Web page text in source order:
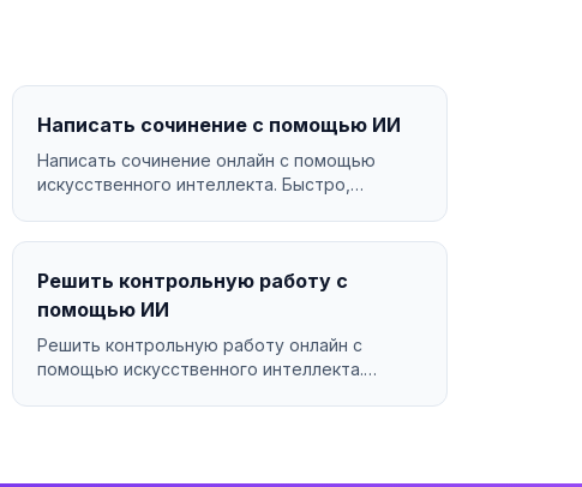
Написать сочинение с помощью ИИ
Написать сочинение онлайн с помощью
искусственного интеллекта. Быстро,
Решить контрольную работу с
помощью ИИ
Решить контрольную работу онлайн с
помощью искусственного интеллекта.